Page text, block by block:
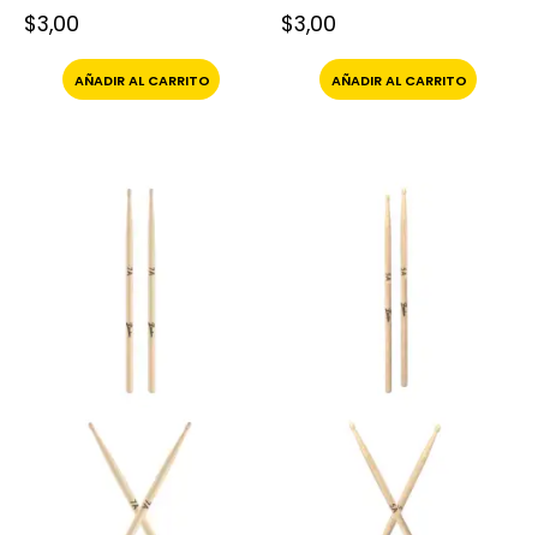
$3,00
AÑADIR AL CARRITO
$3,00
AÑADIR AL CARRITO